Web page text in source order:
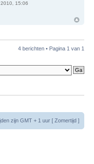
15:06
4 berichten • Pagina 1 van 1
zijn GMT + 1 uur [ Zomertijd ]